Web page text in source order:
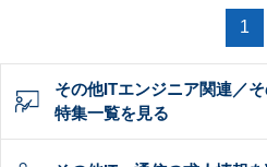
1
その他ITエンジニア関連／
特集一覧を見る